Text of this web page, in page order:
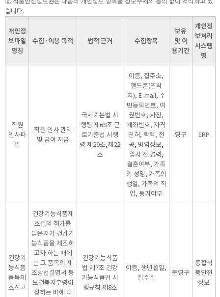
습니다.
개인정
보파일
명칭
수집·이용 목적 법적 근거 수집항목
보유
및 이
용기간
개인정
보처리
시스템
명
직원
인사파
일
직원 인사 관리
및 급여 지급
국세기본법 시
행령 제68조 근
로기준법 시행
령 제20조,제22
조
이름, 집주소,
핸드폰(연락
처), E-mail, 주
민등록번호, 여
권번호, 사진,
계좌번호, 자격
면허, 학력, 전
공, 벙역정보,
입사 전 경력,
결혼여부, 가족
의 성명, 가족의
생일, 가족의 직
업, 동거여부
영구 ERP
건강기
능식품
품목제
조신고
건강기능식품제
조업의 허가를
받은자가 건강기
능식품을 제조하
고자 하는 때에
는 그 품목의 제
조방법설명서 등
보건복지부령이
정하는 바에 따
건강기능식품
법 제7조 건강
기능식품법 시
행규칙 제8조
이름, 생년월일,
집주소
준영구
통합식
품안전
정보